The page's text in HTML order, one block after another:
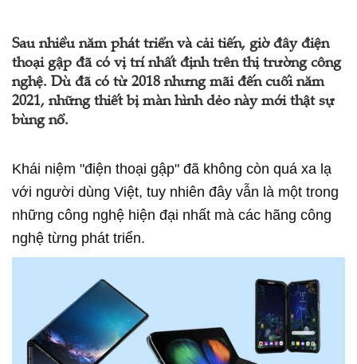
Sau nhiều năm phát triển và cải tiến, giờ đây điện
thoại gập đã có vị trí nhất định trên thị trường công
nghệ. Dù đã có từ 2018 nhưng mãi đến cuối năm
2021, những thiết bị màn hình dẻo này mới thật sự
bùng nổ.
Khái niệm "điện thoại gập" đã không còn quá xa lạ
với người dùng Việt, tuy nhiên đây vẫn là một trong
những công nghệ hiện đại nhất mà các hãng công
nghệ từng phát triển.